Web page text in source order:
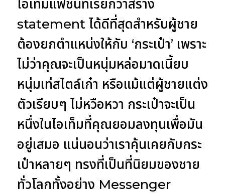
ไอเท็มแฟชั่นที่เรียกว่าสร้าง
statement ได้ดีที่สุดสำหรับผู้ชาย
ต้องยกตำแหน่งให้กับ ‘กระเป๋า’ เพราะ
ไม่ว่าคุณจะเป็นหนุ่มหล่อมาดเนี้ยบ
หนุ่มเท่สไตล์เก๋า หรือแม้แต่ผู้ชายแต่ง
ตัวเรียบๆ ไม่หวือหวา กระเป๋าจะเป็น
หนึ่งในไอเท็มที่คุณยอมลงทุนเพื่อมัน
อยู่เสมอ แน่นอนว่าเราคุ้นเคยกับกระ
เป๋าหลายๆ ทรงที่เป็นที่นิยมของชาย
ทั่วโลกทั้งอย่าง Messenger